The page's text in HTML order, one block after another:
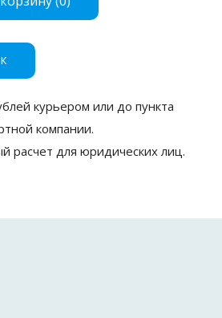
курьером или до пункта
компании.
расчет для юридических лиц.